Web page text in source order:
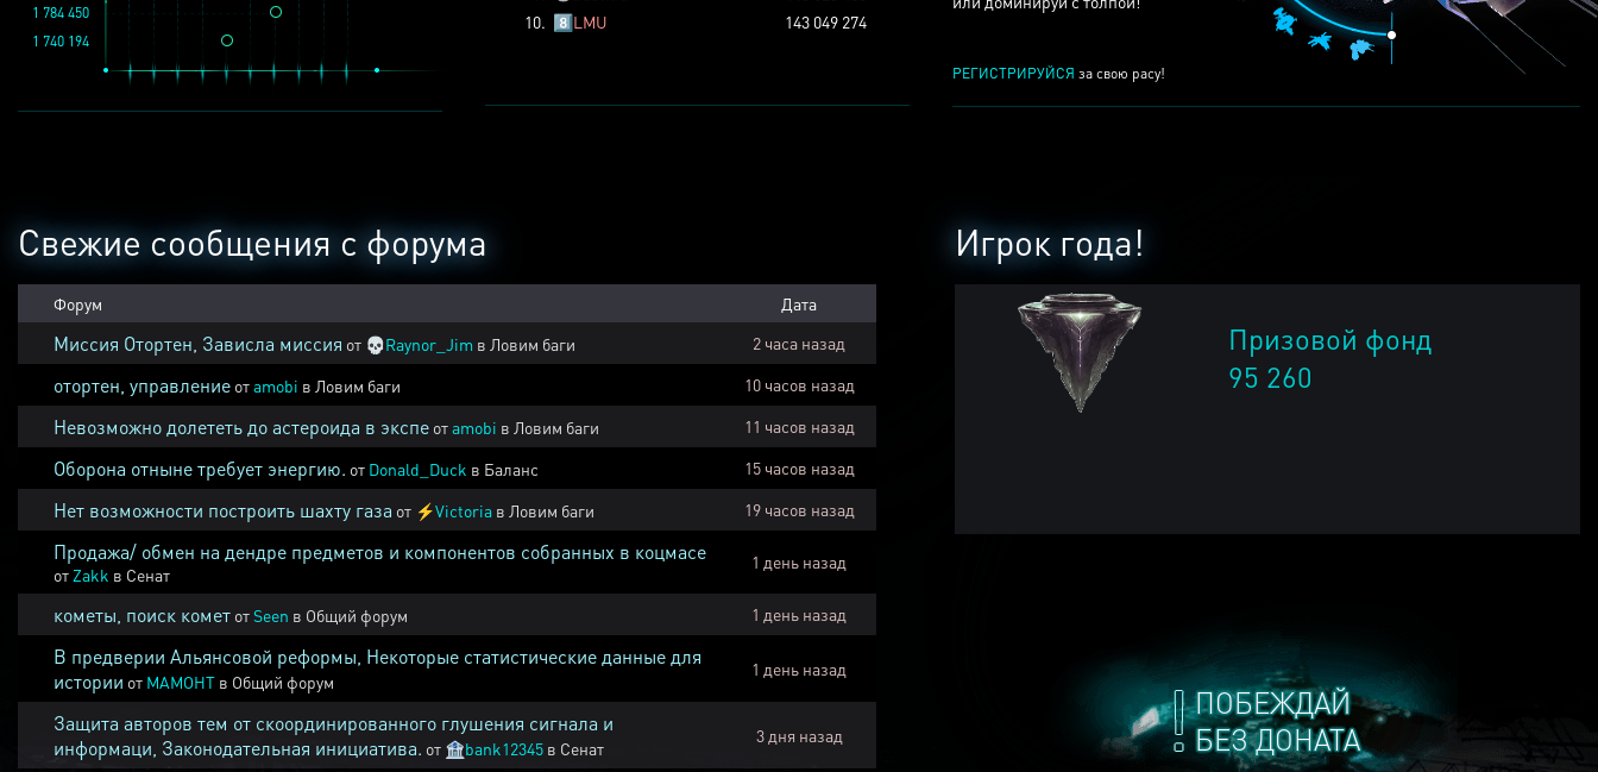
РЕГИСТРИРУЙСЯ за свою расу!
1 784 450
1 740 194
10. 8️⃣LMU 143 049 274
ПОБЕЖДАЙ
БЕЗ ДОНАТА
Игрок года!
Призовой фонд
95 260
Свежие сообщения с форума
Форум Дата
Миссия Отортен, Зависла миссия от 💀Raynor_Jim в Ловим баги 2 часа назад
отортен, управление отamobi в Ловим баги 10 часов назад
Невозможно долететь до астероида в экспе отamobi в Ловим баги 11 часов назад
Оборона отныне требует энергию. от Donald_Duck в Баланс 15 часов назад
Нет возможности построить шахту газа от ⚡Victoria в Ловим баги 19 часов назад
Продажа/ обмен на дендре предметов и компонентов собранных в коцмасе
от Zakk в Сенат
1 день назад
кометы, поиск комет отSeen в Общий форум 1 день назад
В предверии Альянсовой реформы, Некоторые статистические данные для
истории от MAMOHT в Общий форум
1 день назад
Защита авторов тем от скоординированного глушения сигнала и
информаци, Законодательная инициатива. от 🏦bank12345 в Сенат
3 дня назад